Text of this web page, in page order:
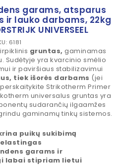
garams, atsparus
ir lauko darbams, 22kg
UNIVERSEEL
6181
gruntas, gaminamas
Sudėtyje yra kvarcinio smėlio
ir paviršiaus stabilizavimui
tiek išorės darbams (jei
Strikotherm Primer
universalus gruntas yra
sudarančių ilgaamžes
gaminamų tinkų sistemos.
puikų sukibimą
garams ir
labai stipriam lietui